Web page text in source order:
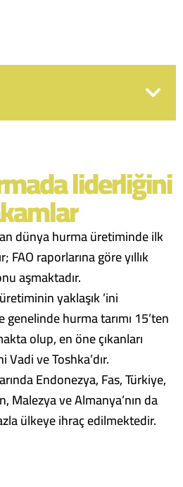
liderliğini
dünya hurma üretiminde ilk
FAO raporlarına göre yıllık
aşmaktadır.
yaklaşık ’ini
genelinde hurma tarımı 15’ten
olup, en öne çıkanları
Vadi ve Toshka’dır.
Endonezya, Fas, Türkiye,
Malezya ve Almanya’nın da
ülkeye ihraç edilmektedir.